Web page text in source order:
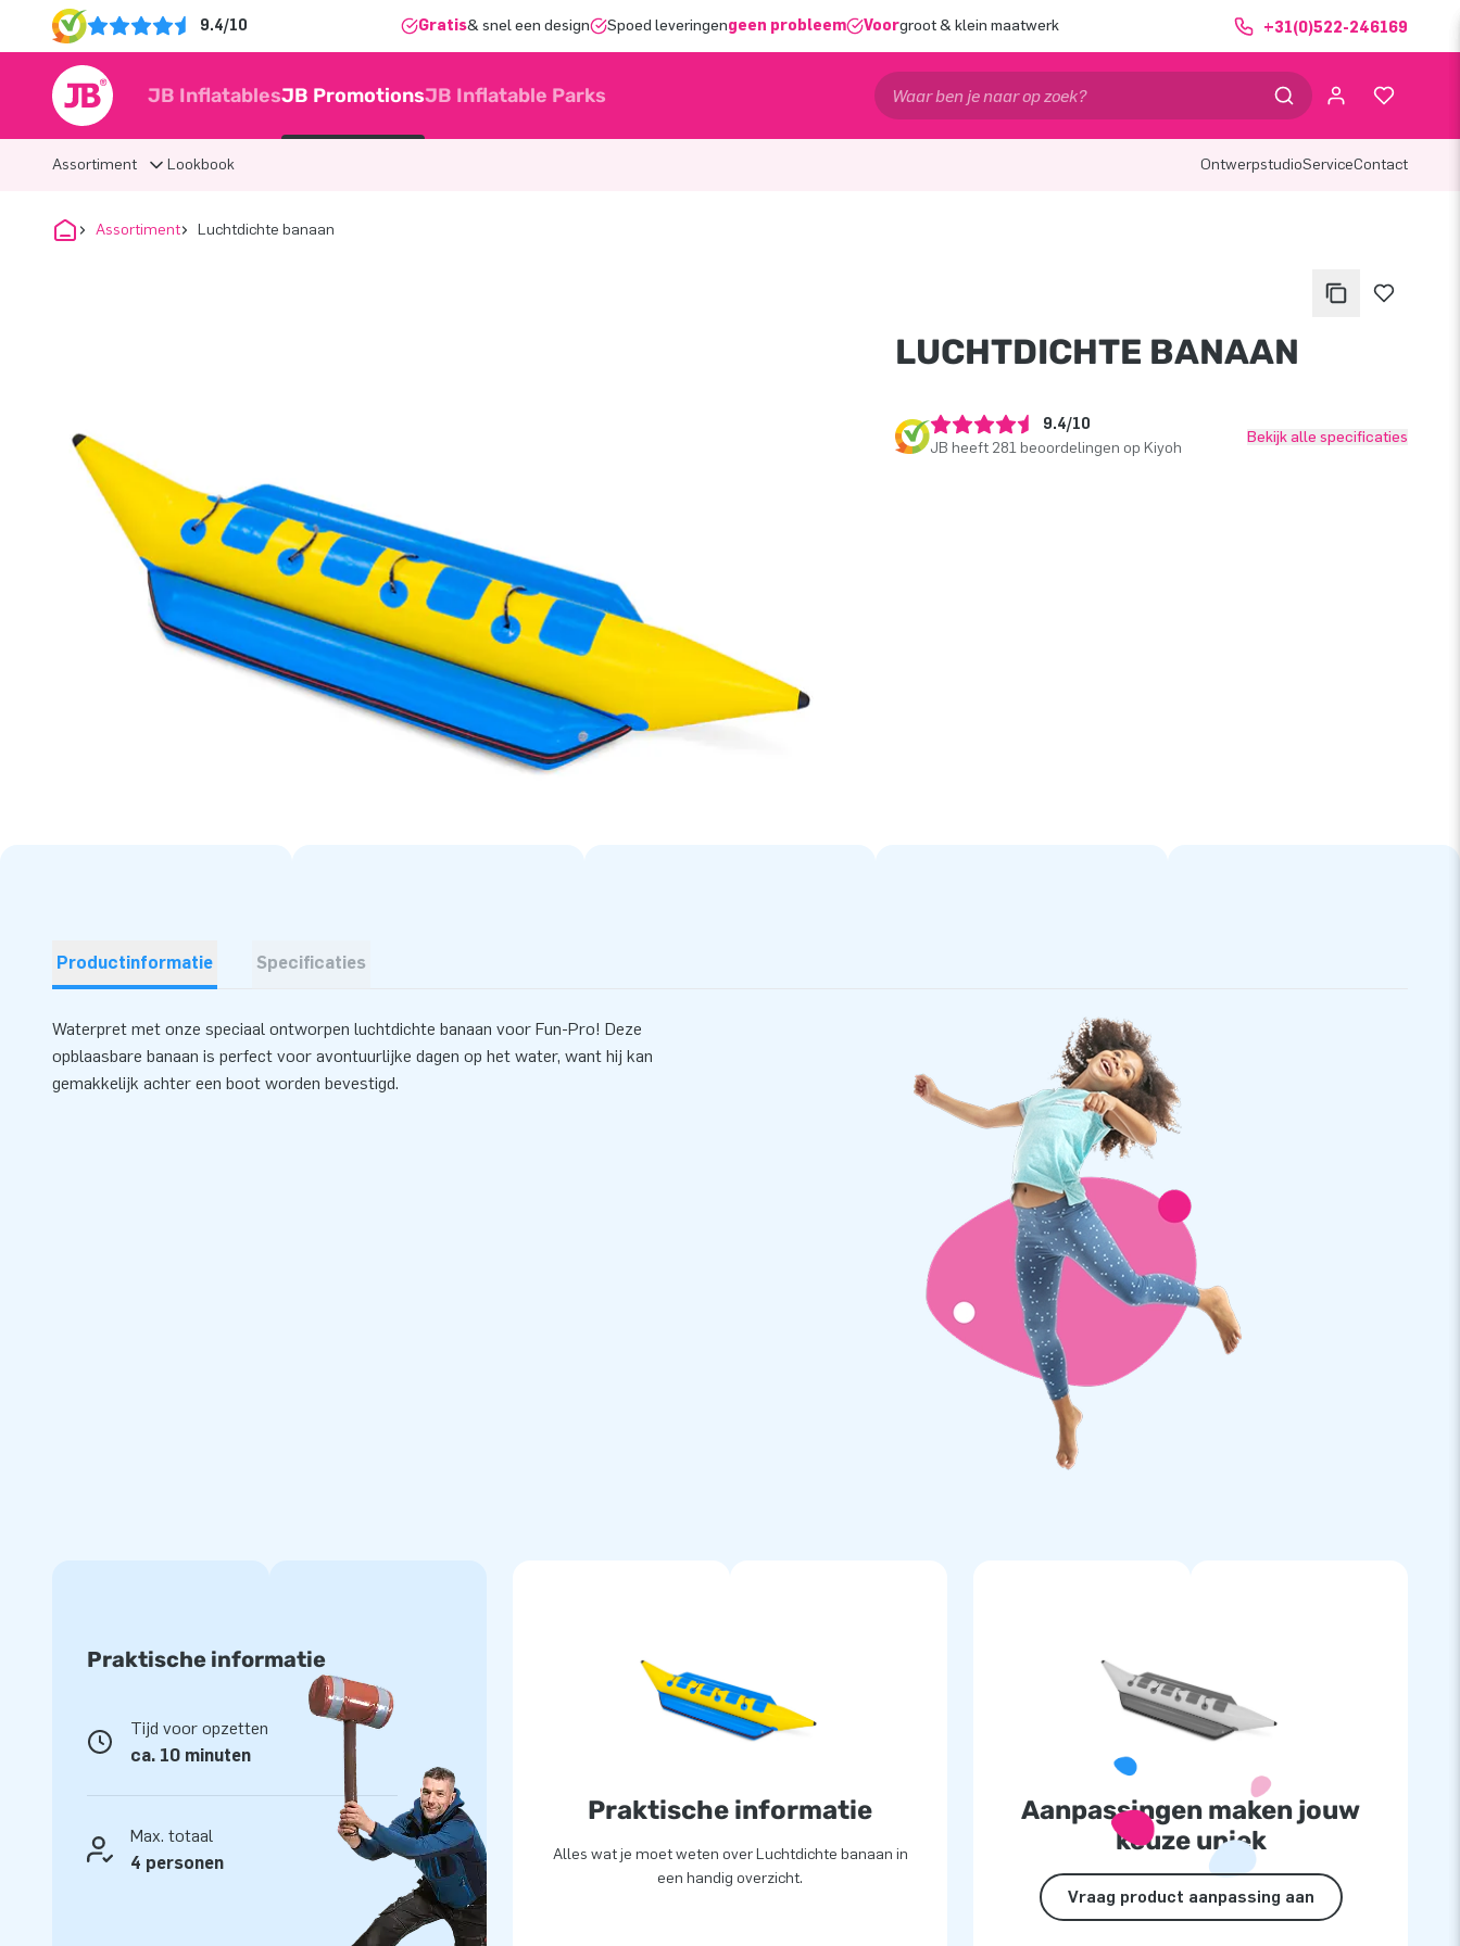
9.4/10 Gratis& snel een design Spoed leveringengeen probleem Voorgroot & klein maatwerk +31(0)522-246169
JB InflatablesJB PromotionsJB Inflatable Parks
Assortiment Lookbook OntwerpstudioServiceContact
Assortiment Luchtdichte banaan
LUCHTDICHTE BANAAN
9.4/10
JB heeft 281 beoordelingen op Kiyoh
Bekijk alle specificaties
Productinformatie Specificaties
Waterpret met onze speciaal ontworpen luchtdichte banaan voor Fun-Pro! Deze
opblaasbare banaan is perfect voor avontuurlijke dagen op het water, want hij kan
gemakkelijk achter een boot worden bevestigd.
Praktische informatie
Tijd voor opzetten
ca. 10 minuten
Max. totaal
4 personen
Praktische informatie
Alles wat je moet weten over Luchtdichte banaan in
een handig overzicht.
Aanpassingen maken jouw
keuze uniek
Vraag product aanpassing aan